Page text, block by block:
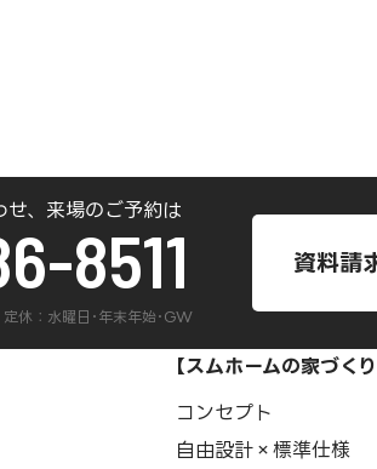
せ、来場のご予約は
8511
休：水曜日･年末年始･GW
資料請
【スムホームの家づくり
コンセプト
自由設計×標準仕様